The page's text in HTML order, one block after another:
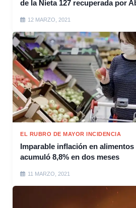
de la Nieta 127 recuperada por
12 MARZO, 2021
EL RUBRO DE MAYOR INCIDENCIA
Imparable inflación en alimentos
acumuló 8,8% en dos meses
11 MARZO, 2021